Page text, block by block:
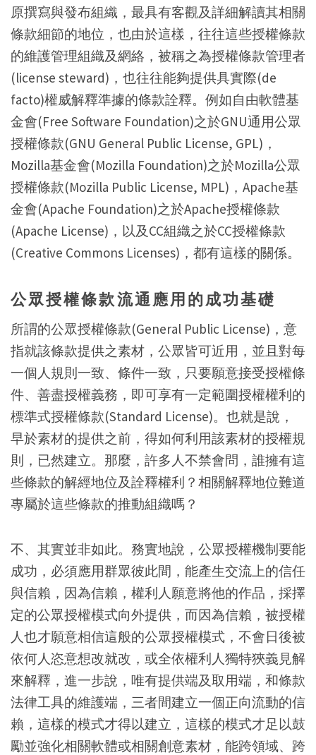
原撰寫與發布組織，最具有客觀及詳細解讀其相關
條款細節的地位，也由於這樣，往往這些授權條款
的維護管理組織及網絡，被稱之為授權條款管理者
(license steward)，也往往能夠提供具實際(de
facto)權威解釋準據的條款詮釋。例如自由軟體基
金會(Free Software Foundation)之於GNU通用公眾
授權條款(GNU General Public License, GPL)，
Mozilla基金會(Mozilla Foundation)之於Mozilla公眾
授權條款(Mozilla Public License, MPL)，Apache基
金會(Apache Foundation)之於Apache授權條款
(Apache License)，以及CC組織之於CC授權條款
(Creative Commons Licenses)，都有這樣的關係。
公眾授權條款流通應用的成功基礎
所謂的公眾授權條款(General Public License)，意
指就該條款提供之素材，公眾皆可近用，並且對每
一個人規則一致、條件一致，只要願意接受授權條
件、善盡授權義務，即可享有一定範圍授權權利的
標準式授權條款(Standard License)。也就是說，
早於素材的提供之前，得如何利用該素材的授權規
則，已然建立。那麼，許多人不禁會問，誰擁有這
些條款的解經地位及詮釋權利？相關解釋地位難道
專屬於這些條款的推動組織嗎？
不、其實並非如此。務實地說，公眾授權機制要能
成功，必須應用群眾彼此間，能產生交流上的信任
與信賴，因為信賴，權利人願意將他的作品，採擇
定的公眾授權模式向外提供，而因為信賴，被授權
人也才願意相信這般的公眾授權模式，不會日後被
依何人恣意想改就改，或全依權利人獨特狹義見解
來解釋，進一步說，唯有提供端及取用端，和條款
法律工具的維護端，三者間建立一個正向流動的信
賴，這樣的模式才得以建立，這樣的模式才足以鼓
勵並強化相關軟體或相關創意素材，能跨領域、跨